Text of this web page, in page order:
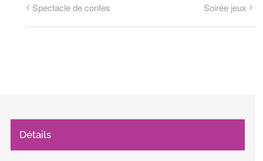
Spectacle de contes Soirée jeux
Détails